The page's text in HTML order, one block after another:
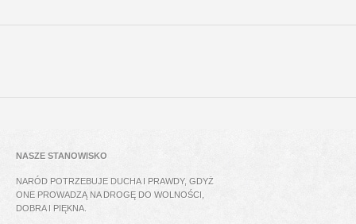
NASZE STANOWISKO
NARÓD POTRZEBUJE DUCHA I PRAWDY, GDYŻ
ONE PROWADZĄ NA DROGĘ DO WOLNOŚCI,
DOBRA I PIĘKNA.